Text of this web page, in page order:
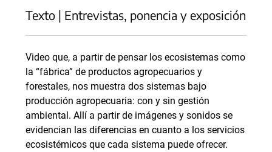
Texto | Entrevistas, ponencia y exposición
Video que, a partir de pensar los ecosistemas como
la “fábrica” de productos agropecuarios y
forestales, nos muestra dos sistemas bajo
producción agropecuaria: con y sin gestión
ambiental. Allí a partir de imágenes y sonidos se
evidencian las diferencias en cuanto a los servicios
ecosistémicos que cada sistema puede ofrecer.